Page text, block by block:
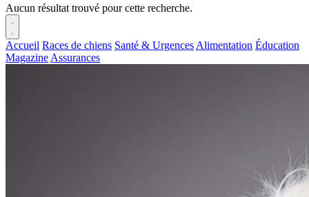
Aucun résultat trouvé pour cette recherche.
Accueil Races de chiens Santé & Urgences Alimentation Éducation
Magazine Assurances